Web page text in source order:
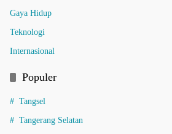
Gaya Hidup
Teknologi
Internasional
Populer
Tangsel
Tangerang Selatan